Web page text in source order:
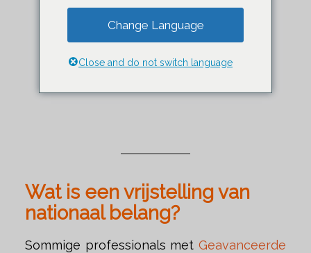
komen voor een
National Interest
Waiver
Wat is een vrijstelling van
nationaal belang?
Sommige professionals metGeavanceerde
Change Language
Close and do not switch language